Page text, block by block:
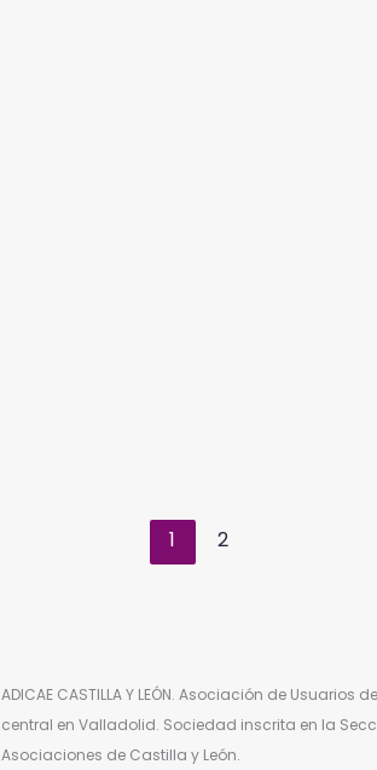
1 2
ADICAE CASTILLA Y LEÓN. Asociación de
central en Valladolid. Sociedad inscrita en la
Asociaciones de Castilla y León.